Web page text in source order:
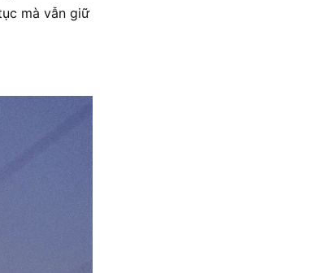
mà vẫn giữ